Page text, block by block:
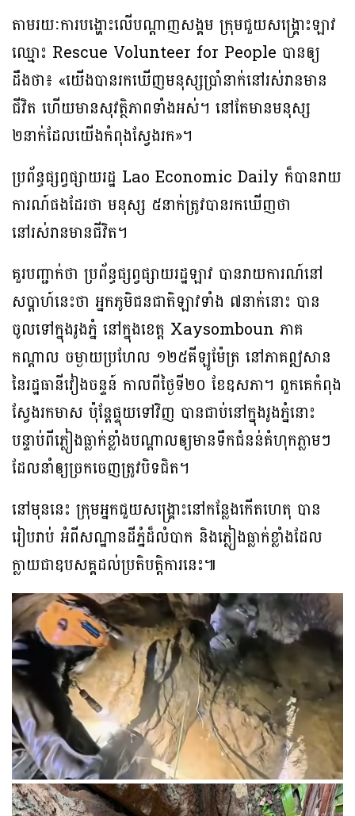
តាម​រយៈ​ការ​បង្ហោះ​លើ​បណ្ដាញ​សង្គម ក្រុមជួយសង្គ្រោះឡាវ
ឈ្មោះ​ Rescue Volunteer for People បានឲ្យ​
ដឹងថា៖ «យើងបានរកឃើញមនុស្សប្រាំនាក់នៅរស់រានមាន
ជីវិត ហើយមានសុវត្ថិភាពទាំងអស់។ នៅតែមានមនុស្ស
២នាក់ដែលយើងកំពុងស្វែងរក»។
ប្រព័ន្ធផ្សព្វផ្សាយរដ្ឋ Lao Economic Daily ក៏បានរាយ
ការណ៍​​ផងដែរថា មនុស្ស ៥នាក់ត្រូវបានរកឃើញថា
នៅរស់រានមានជីវិត។
គួរបញ្ជាក់ថា ប្រព័ន្ធផ្សព្វផ្សាយរដ្ឋឡាវ បានរាយការណ៍​នៅ
សប្តាហ៍នេះថា អ្នកភូមិជនជាតិ​ឡាវទាំង ៧នាក់នោះ បាន
ចូលទៅក្នុងរូងភ្នំ នៅក្នុង​ខេត្ត Xaysomboun ភាគ
កណ្តាល ចម្ងាយប្រហែល ១២៥គីឡូម៉ែត្រ នៅ​ភាគឦសាន
នៃរដ្ឋធានីវៀងចន្ទន៍ កាល​ពី​ថ្ងៃទី២០​ ខែឧសភា។ ពួកគេកំពុង
ស្វែងរកមាស ប៉ុន្តែផ្ទុយទៅវិញ បានជាប់នៅក្នុងរូងភ្នំនោះ
បន្ទាប់ពីភ្លៀងធ្លាក់ខ្លាំងបណ្តាលឲ្យ​មានទឹកជំនន់គំហុក​ភ្លាមៗ
ដែលនាំ​ឲ្យ​​ច្រកចេញត្រូវ​បិទជិត​។
នៅមុន​នេះ ក្រុម​អ្នកជួយសង្គ្រោះនៅកន្លែងកើតហេតុ បាន
រៀបរាប់ អំពីសណ្ឋាន​ដី​ភ្នំ​ដ៏លំបាក និងភ្លៀងធ្លាក់ខ្លាំងដែល
ក្លាយ​ជា​ឧបសគ្គ​ដល់​ប្រតិបត្តិការនេះ៕